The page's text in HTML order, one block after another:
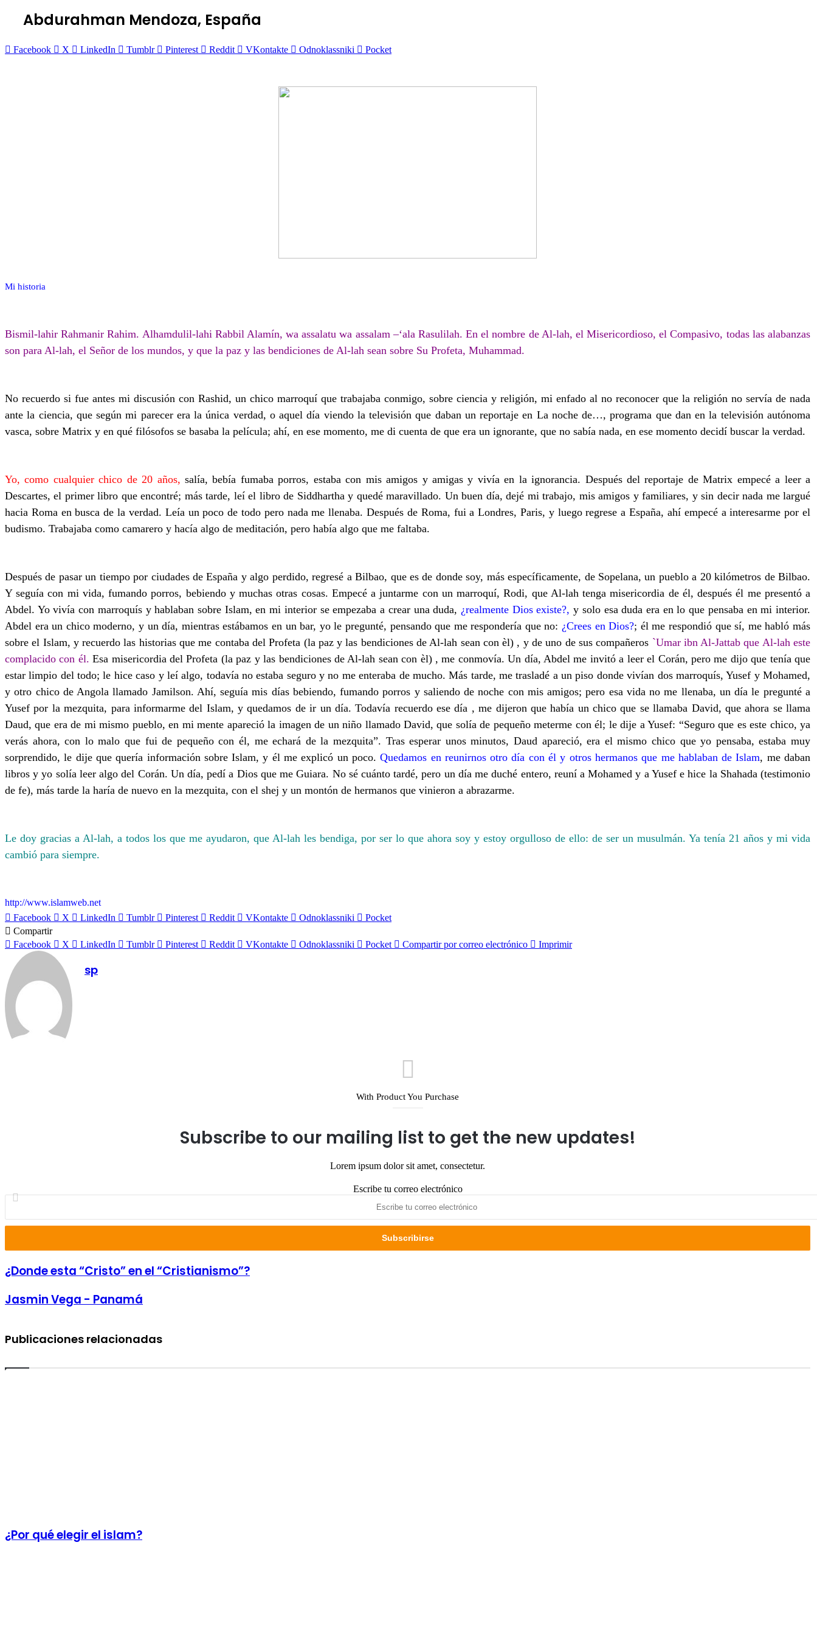
Abdurahman Mendoza, España
Facebook X LinkedIn Tumblr Pinterest Reddit VKontakte Odnoklassniki Pocket
Mi historia
Bismil-lahir Rahmanir Rahim. Alhamdulil-lahi Rabbil Alamín, wa assalatu wa assalam –‘ala Rasulilah. En el nombre de Al-lah, el Misericordioso, el Compasivo, todas las alabanzas
son para Al-lah, el Señor de los mundos, y que la paz y las bendiciones de Al-lah sean sobre Su Profeta, Muhammad.
No recuerdo si fue antes mi discusión con Rashid, un chico marroquí que trabajaba conmigo, sobre ciencia y religión, mi enfado al no reconocer que la religión no servía de nada
ante la ciencia, que según mi parecer era la única verdad, o aquel día viendo la televisión que daban un reportaje en La noche de…, programa que dan en la televisión autónoma
vasca, sobre Matrix y en qué filósofos se basaba la película; ahí, en ese momento, me di cuenta de que era un ignorante, que no sabía nada, en ese momento decidí buscar la verdad.
Yo, como cualquier chico de 20 años, salía, bebía fumaba porros, estaba con mis amigos y amigas y vivía en la ignorancia. Después del reportaje de Matrix empecé a leer a
Descartes, el primer libro que encontré; más tarde, leí el libro de Siddhartha y quedé maravillado. Un buen día, dejé mi trabajo, mis amigos y familiares, y sin decir nada me largué
hacia Roma en busca de la verdad. Leía un poco de todo pero nada me llenaba. Después de Roma, fui a Londres, Paris, y luego regrese a España, ahí empecé a interesarme por el
budismo. Trabajaba como camarero y hacía algo de meditación, pero había algo que me faltaba.
Después de pasar un tiempo por ciudades de España y algo perdido, regresé a Bilbao, que es de donde soy, más específicamente, de Sopelana, un pueblo a 20 kilómetros de Bilbao.
Y seguía con mi vida, fumando porros, bebiendo y muchas otras cosas. Empecé a juntarme con un marroquí, Rodi, que Al-lah tenga misericordia de él, después él me presentó a
Abdel. Yo vivía con marroquís y hablaban sobre Islam, en mi interior se empezaba a crear una duda, ¿realmente Dios existe?, y solo esa duda era en lo que pensaba en mi interior.
Abdel era un chico moderno, y un día, mientras estábamos en un bar, yo le pregunté, pensando que me respondería que no: ¿Crees en Dios?; él me respondió que sí, me habló más
sobre el Islam, y recuerdo las historias que me contaba del Profeta (la paz y las bendiciones de Al-lah sean con èl) , y de uno de sus compañeros `Umar ibn Al-Jattab que Al-lah este
complacido con él. Esa misericordia del Profeta (la paz y las bendiciones de Al-lah sean con èl) , me conmovía. Un día, Abdel me invitó a leer el Corán, pero me dijo que tenía que
estar limpio del todo; le hice caso y leí algo, todavía no estaba seguro y no me enteraba de mucho. Más tarde, me trasladé a un piso donde vivían dos marroquís, Yusef y Mohamed,
y otro chico de Angola llamado Jamilson. Ahí, seguía mis días bebiendo, fumando porros y saliendo de noche con mis amigos; pero esa vida no me llenaba, un día le pregunté a
Yusef por la mezquita, para informarme del Islam, y quedamos de ir un día. Todavía recuerdo ese día , me dijeron que había un chico que se llamaba David, que ahora se llama
Daud, que era de mi mismo pueblo, en mi mente apareció la imagen de un niño llamado David, que solía de pequeño meterme con él; le dije a Yusef: “Seguro que es este chico, ya
verás ahora, con lo malo que fui de pequeño con él, me echará de la mezquita”. Tras esperar unos minutos, Daud apareció, era el mismo chico que yo pensaba, estaba muy
sorprendido, le dije que quería información sobre Islam, y él me explicó un poco.Quedamos en reunirnos otro día con él y otros hermanos que me hablaban de Islam, me daban
libros y yo solía leer algo del Corán. Un día, pedí a Dios que me Guiara. No sé cuánto tardé, pero un día me duché entero, reuní a Mohamed y a Yusef e hice la Shahada (testimonio
de fe), más tarde la haría de nuevo en la mezquita, con el shej y un montón de hermanos que vinieron a abrazarme.
Le doy gracias a Al-lah, a todos los que me ayudaron, que Al-lah les bendiga, por ser lo que ahora soy y estoy orgulloso de ello: de ser un musulmán. Ya tenía 21 años y mi vida
cambió para siempre.
http://www.islamweb.net
Facebook
X LinkedIn Tumblr Pinterest Reddit VKontakte Odnoklassniki
Pocket
Compartir
Facebook
X LinkedIn Tumblr Pinterest Reddit VKontakte Odnoklassniki Pocket Compartir por correo electrónico Imprimir
sp
With Product You Purchase
Subscribe to our mailing list to get the new updates!
Lorem ipsum dolor sit amet, consectetur.
Escribe tu correo electrónico
¿Donde esta “Cristo” en el “Cristianismo”?
Jasmin Vega - Panamá
Publicaciones relacionadas
¿Por qué elegir el islam?